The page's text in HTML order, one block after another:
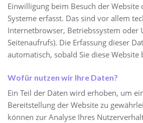
Einwilligung beim Besuch der Website
Systeme erfasst. Das sind vor allem
Internetbrowser, Betriebssystem oder
Seitenaufrufs). Die Erfassung dieser
automatisch, sobald Sie diese Website
Wofür nutzen wir Ihre Daten?
Ein Teil der Daten wird erhoben, um
Bereitstellung der Website zu
können zur Analyse Ihres